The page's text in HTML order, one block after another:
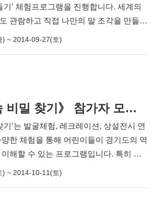
기’ 체험프로그램을 진행합니다. 세계의
관람하고 직접 나만의 말 조각을 만들어
) ~ 2014-09-27(토)
《전시실 속 비밀 찾기》 참가자 모집 1차 모집
기’는 발굴체험, 레크레이션, 상설전시 연
한 체험을 통해 어린이들이 경기도의 역
해할 수 있는 프로그램입니다. 특히 교
을 중심으로 특별한 프로그램을 실시하
) ~ 2014-10-11(토)